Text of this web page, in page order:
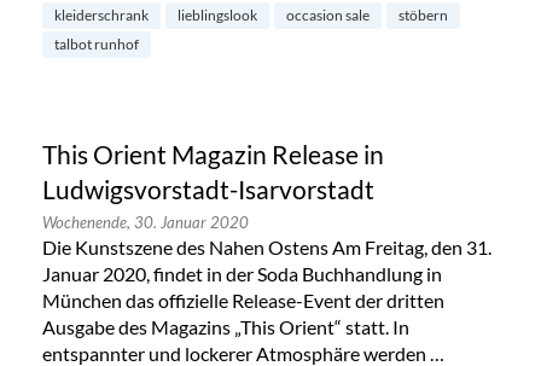
kleiderschrank lieblingslook occasion sale
stöbern
talbot runhof
This Orient Magazin Release in
Ludwigsvorstadt-Isarvorstadt
Wochenende, 30. Januar 2020
Die Kunstszene des Nahen Ostens Am Freitag, den 31.
Januar 2020, findet in der Soda Buchhandlung in
München das offizielle Release-Event der dritten
Ausgabe des Magazins „This Orient“ statt. In
entspannter und lockerer Atmosphäre werden …